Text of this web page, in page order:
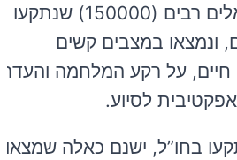
בשם אזרחים ישראלים רבים (150000) שנתקעו
ונמצאו במצבים קשים
חיים, על רקע המלחמה והעדר
לסיוע.
בחו”ל, ישנם כאלה שמצאו